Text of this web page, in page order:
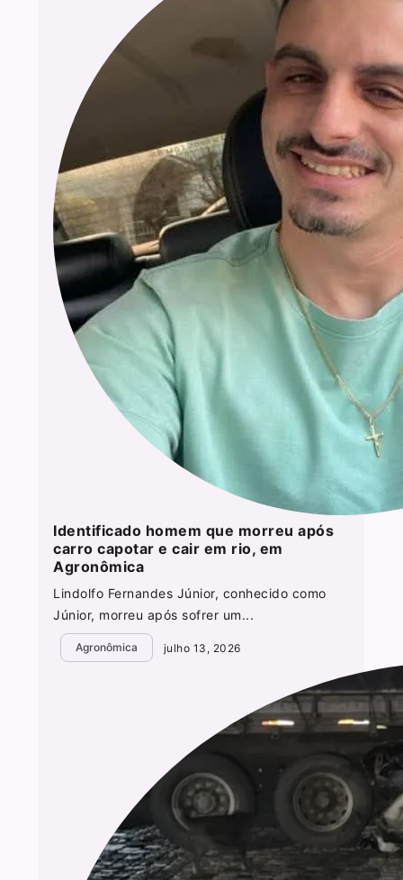
Identificado homem que morreu após
carro capotar e cair em rio, em
Agronômica
Lindolfo Fernandes Júnior, conhecido como
Júnior, morreu após sofrer um...
Agronômica julho 13, 2026